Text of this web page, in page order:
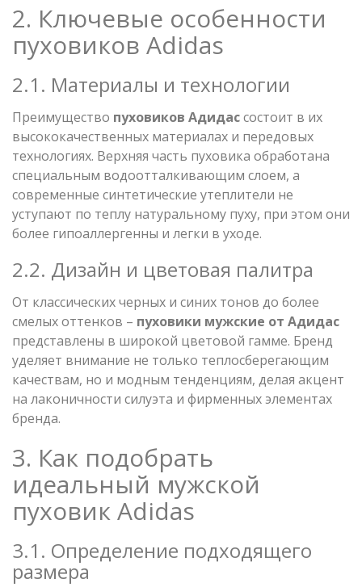
2. Ключевые особенности
пуховиков Adidas
2.1. Материалы и технологии
Преимущество пуховиков Адидассостоит в их
высококачественных материалах и передовых
технологиях. Верхняя часть пуховика обработана
специальным водоотталкивающим слоем, а
современные синтетические утеплители не
уступают по теплу натуральному пуху, при этом они
более гипоаллергенны и легки в уходе.
2.2. Дизайн и цветовая палитра
От классических черных и синих тонов до более
смелых оттенков – пуховики мужские от Адидас
представлены в широкой цветовой гамме. Бренд
уделяет внимание не только теплосберегающим
качествам, но и модным тенденциям, делая акцент
на лаконичности силуэта и фирменных элементах
бренда.
3. Как подобрать
идеальный мужской
пуховик Adidas
3.1. Определение подходящего
размера